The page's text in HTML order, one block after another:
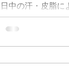
分をたっぷり配
と肌へ・・・ ...